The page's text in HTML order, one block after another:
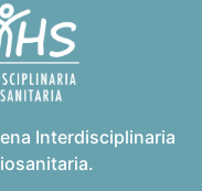
Interdisciplinaria